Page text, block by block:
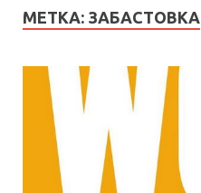
МЕТКА: ЗАБАСТОВКА